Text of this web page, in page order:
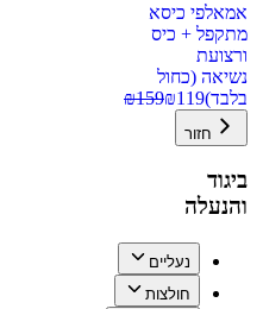
אמאלפי כיסא
מתקפל + כיס
ורצועת
נשיאה (כחול
בלבד)
₪119
₪159
חזור
ביגוד
והנעלה
נעליים
חולצות